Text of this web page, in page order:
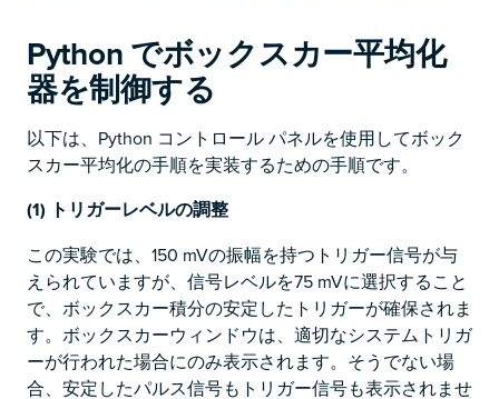
Python でボックスカー平均化
器を制御する
以下は、Python コントロール パネルを使用してボック
スカー平均化の手順を実装するための手順です。
(1) トリガーレベルの調整
この実験では、150 mVの振幅を持つトリガー信号が与
えられていますが、信号レベルを75 mVに選択すること
で、ボックスカー積分の安定したトリガーが確保されま
す。ボックスカーウィンドウは、適切なシステムトリガ
ーが行われた場合にのみ表示されます。そうでない場
合、安定したパルス信号もトリガー信号も表示されませ